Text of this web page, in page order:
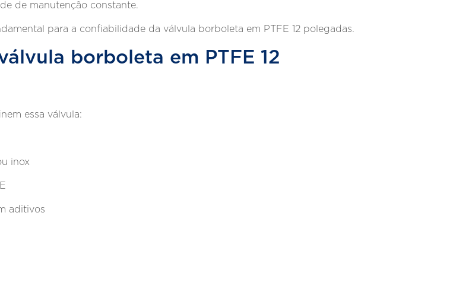
de manutenção constante.
para a confiabilidade da válvula borboleta em PTFE 12 polegadas.
borboleta em PTFE 12
essa válvula:
inox
aditivos